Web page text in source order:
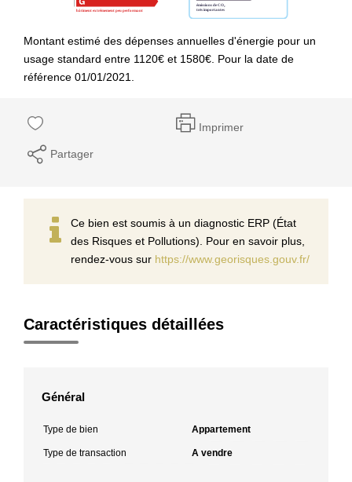
Montant estimé des dépenses annuelles d'énergie pour un
usage standard entre 1120€ et 1580€. Pour la date de
référence 01/01/2021.
Imprimer
Partager
Ce bien est soumis à un diagnostic ERP (État
des Risques et Pollutions). Pour en savoir plus,
rendez-vous sur https://www.georisques.gouv.fr/
Caractéristiques détaillées
Général
Type de bien Appartement
Type de transaction A vendre